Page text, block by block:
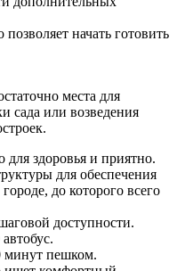
начать готовить
места для
сада или возведения
для здоровья и приятно.
для обеспечения
до которого всего
доступности.
минут пешком.